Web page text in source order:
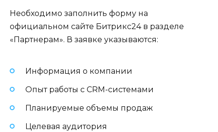
Необходимо заполнить форму на
официальном сайте Битрикс24 в разделе
«Партнерам». В заявке указываются:
Информация о компании
Опыт работы с CRM-системами
Планируемые объемы продаж
Целевая аудитория